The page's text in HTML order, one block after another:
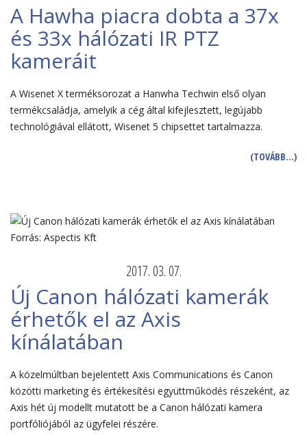
A Hawha piacra dobta a 37x
és 33x hálózati IR PTZ
kameráit
A Wisenet X terméksorozat a Hanwha Techwin első olyan
termékcsaládja, amelyik a cég által kifejlesztett, legújabb
technológiával ellátott, Wisenet 5 chipsettet tartalmazza.
(TOVÁBB…)
2017. 03. 07.
Új Canon hálózati kamerák
érhetők el az Axis
kínálatában
A közelmúltban bejelentett Axis Communications és Canon
közötti marketing és értékesítési együttműködés részeként, az
Axis hét új modellt mutatott be a Canon hálózati kamera
portfóliójából az ügyfelei részére.